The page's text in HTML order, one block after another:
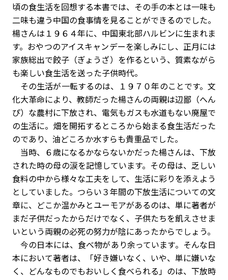
頃の食生活を回想する本書では、その手の本とは一味も
二味も違う中国の食事情を見ることができるのでした。
楊さんは１９６４年に、中国東北部ハルビンに生まれま
す。おやつのアイスキャンデーを楽しみにし、正月には
家族総出で餃子（ぎょうざ）を作るという、質素ながら
も楽しい食生活を送った子供時代。
その生活が一転するのは、１９７０年のことです。文
化大革命により、教師だった楊さんの両親は辺鄙（へん
ぴ）な農村に下放され、電気もガスも水道もない廃屋で
の生活に。畑を開拓するところから始まる食生活だった
のであり、油どころか水すらも貴重品でした。
当時、６歳になるかならないかだった楊さんは、下放
された時の母の涙を記憶しています。その母は、乏しい
食料の中から様々な工夫をして、生活に彩りを添えよう
としていました。つらい３年間の下放生活についての文
章に、どこか温かみとユーモアがあるのは、単に著者が
まだ子供だったからだけでなく、子供たちを飢えさせま
いという両親の必死の努力が陰にあったからでしょう。
今の日本には、食べ物があり余っています。そんな日
本において著者は、「好き嫌いなく、いや、単に嫌いな
く、どんなものでもおいしく食べられる」のは、下放時